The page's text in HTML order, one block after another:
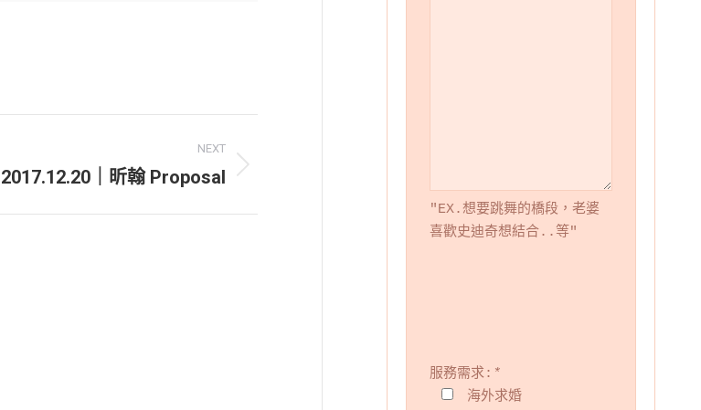
NEXT
2017.12.20｜昕翰 Proposal
"EX.想要跳舞的橋段，老婆
喜歡史迪奇想結合..等"
服務需求: *
海外求婚